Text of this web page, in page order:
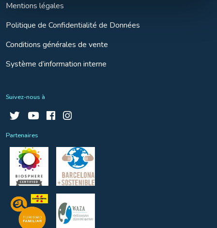
Mentions légales
Politique de Confidentialité de Données
Conditions générales de vente
Système d’information interne
Suivez-nous à
Partenaires